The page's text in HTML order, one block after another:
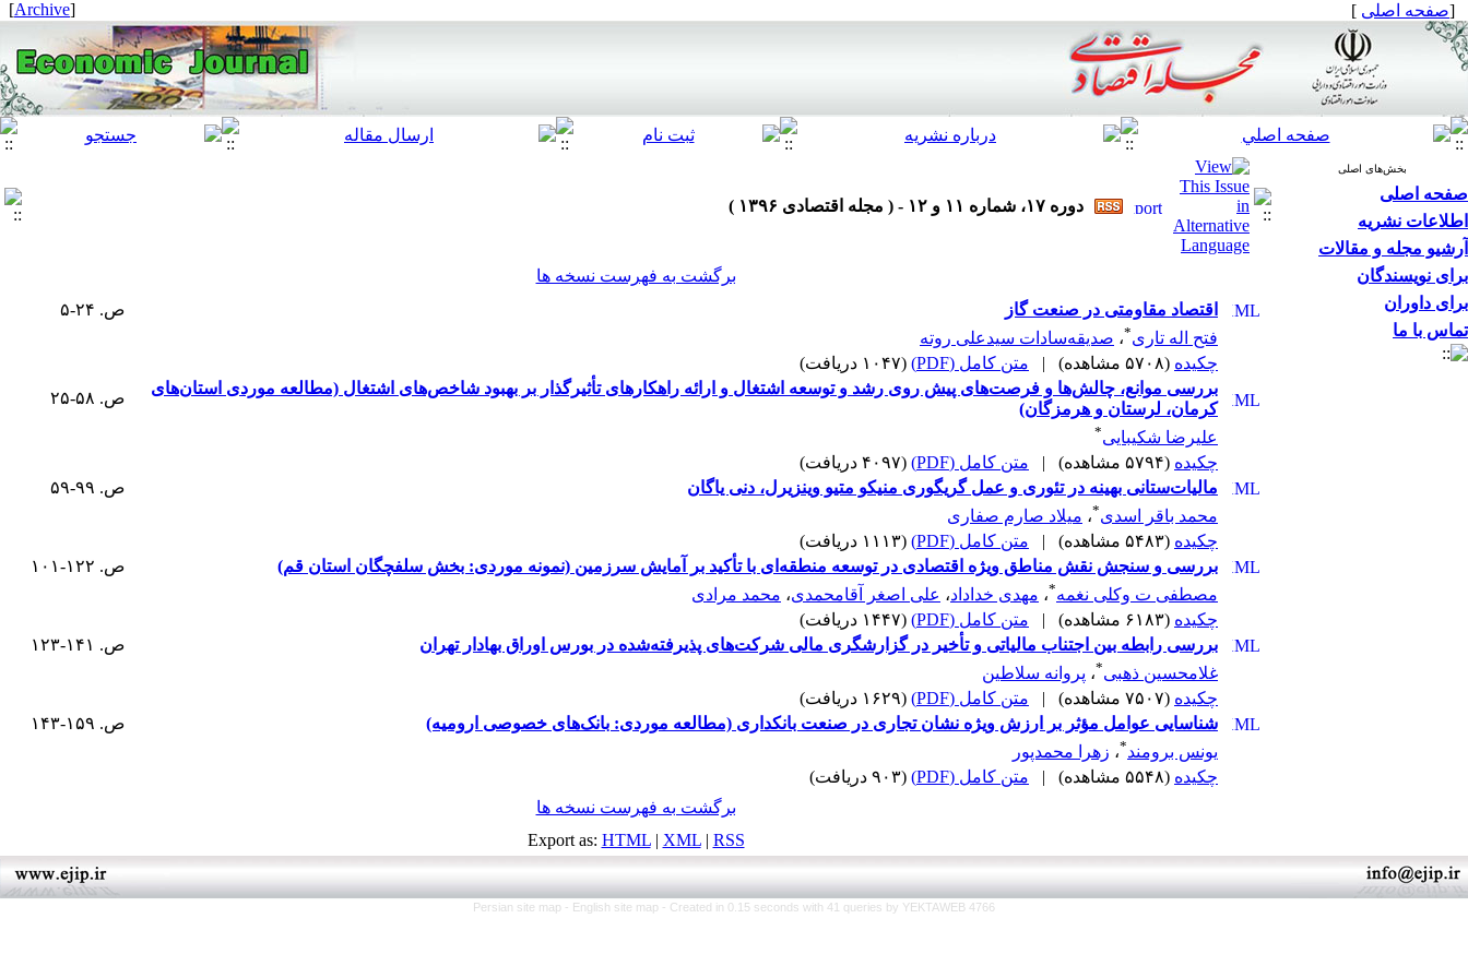
[صفحه اصلی ]
[
Archive
]
بخش‌های اصلی
صفحه اصلی
اطلاعات نشریه
آرشیو مجله و مقالات
برای نویسندگان
برای داوران
تماس با ما
دوره ۱۷، شماره ۱۱ و ۱۲ - ( مجله اقتصادی ۱۳۹۶ )
برگشت به فهرست نسخه ها
اقتصاد مقاومتی در صنعت گاز
ص. ۲۴-۵
فتح اله تاری*، صدیقه‌سادات سیدعلی روته
چکیده (۵۷۰۸ مشاهده) | متن کامل (PDF)
(۱۰۴۷ دریافت)
بررسی موانع، چالش‌ها و فرصت‌های پیش روی رشد و توسعه اشتغال و ارائه راهکارهای تأثیرگذار بر بهبود شاخص‌های اشتغال (مطالعه موردی استان‌های
کرمان، لرستان و هرمزگان)
ص. ۵۸-۲۵
علیرضا شکیبایی*
چکیده (۵۷۹۴ مشاهده) | متن کامل (PDF)
(۴۰۹۷ دریافت)
مالیات‌ستانی بهینه در تئوری و عمل گریگوری منیکو متیو وینزیرل، دنی یاگان
ص. ۹۹-۵۹
محمد باقر اسدی*، میلاد صارم صفاری
چکیده (۵۴۸۳ مشاهده) | متن کامل (PDF)
(۱۱۱۳ دریافت)
بررسی و سنجش نقش مناطق ویژه اقتصادی در توسعه منطقه‌ای با تأکید بر آمایش سرزمین (نمونه موردی: بخش سلفچگان استان قم)
ص. ۱۲۲-۱۰۱
مصطفی ت وکلی نغمه*، مهدی خداداد، علی اصغر آقامحمدی، محمد مرادی
چکیده (۶۱۸۳ مشاهده) | متن کامل (PDF)
(۱۴۴۷ دریافت)
بررسی رابطه بین اجتناب مالیاتی و تأخیر در گزارشگری مالی شرکت‌های پذیرفته‌شده در بورس اوراق بهادار تهران
ص. ۱۴۱-۱۲۳
غلامحسین ذهبی*، پروانه سلاطین
چکیده (۷۵۰۷ مشاهده) | متن کامل (PDF)
(۱۶۲۹ دریافت)
شناسایی عوامل مؤثر بر ارزش ویژه نشان تجاری در صنعت بانکداری (مطالعه موردی: بانک‌های خصوصی ارومیه)
ص. ۱۵۹-۱۴۳
یونس برومند*، زهرا محمدپور
چکیده (۵۵۴۸ مشاهده) | متن کامل (PDF)
(۹۰۳ دریافت)
برگشت به فهرست نسخه ها
Export as: HTML| XML| RSS
Persian site map - English site map - Created in 0.15 seconds with 41 queries by YEKTAWEB 4766